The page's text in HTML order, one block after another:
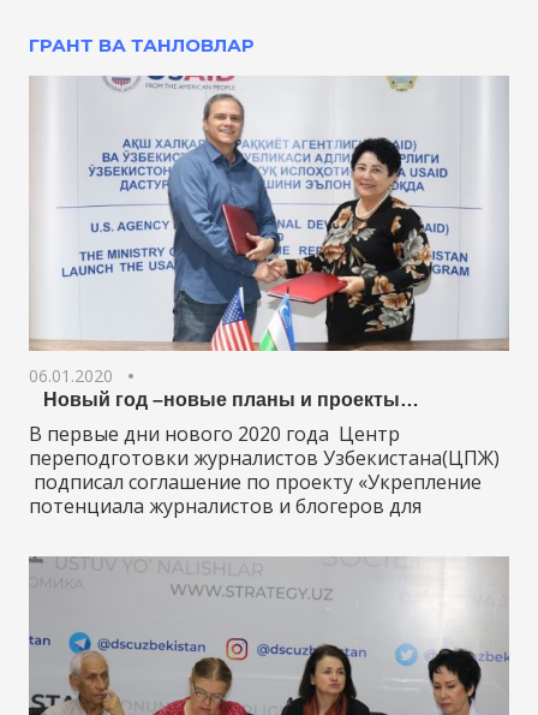
ГРАНТ ВА ТАНЛОВЛАР
06.01.2020
Новый год –новые планы и проекты…
В первые дни нового 2020 года Центр
переподготовки журналистов Узбекистана(ЦПЖ)
подписал соглашение по проекту «Укрепление
потенциала журналистов и блогеров для